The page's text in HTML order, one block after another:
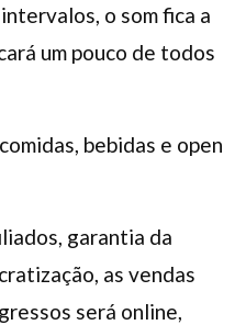
o som fica a
um pouco de todos
bebidas e open
garantia da
as vendas
será online,